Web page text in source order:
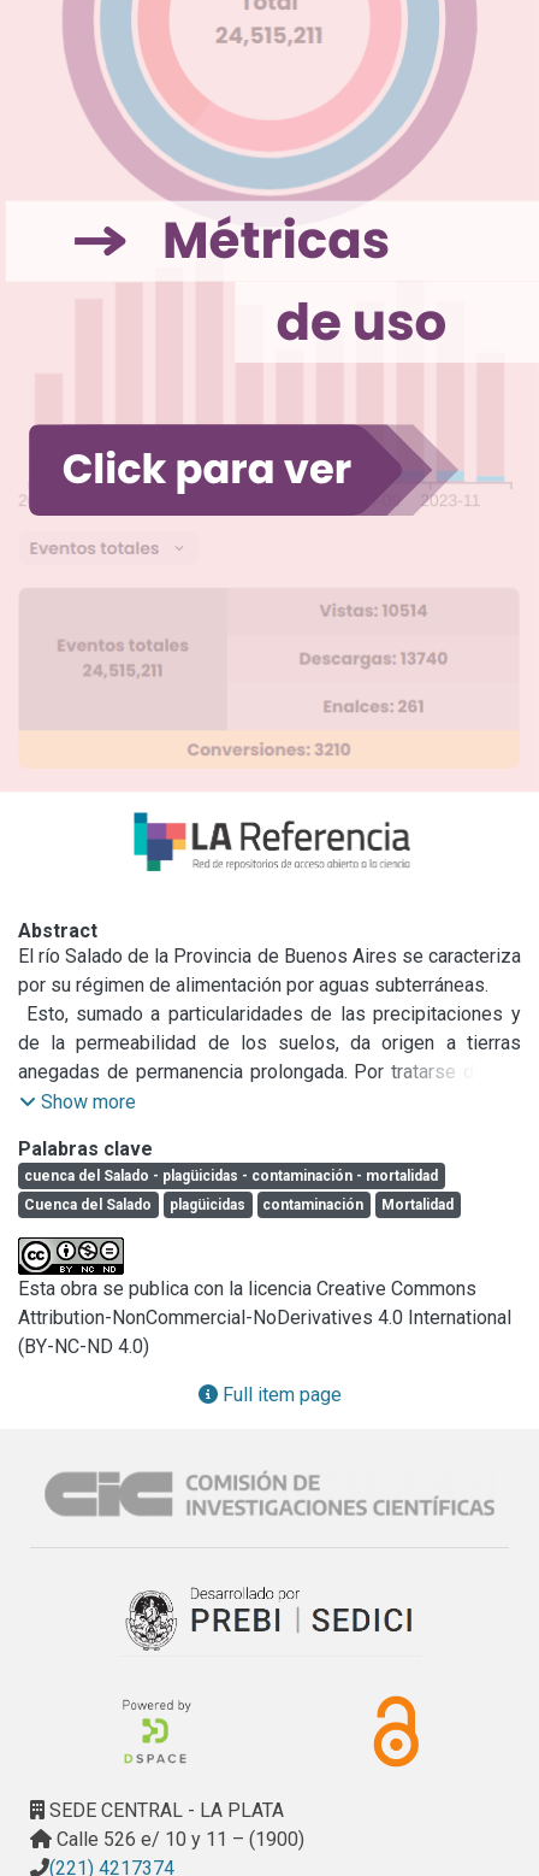
Abstract
El río Salado de la Provincia de Buenos Aires se caracteriza
por su régimen de alimentación por aguas subterráneas.
de la permeabilidad de los suelos, da origen a tierras
anegadas de permanencia prolongada. Por tratarse de una
zona agropecuaria, es evidente la utilización de plaguicidas
período de inundación estos agroquímicos se expanden
por los suelos y posteriormente se infiltran en las napas,
siendo fuente de consumo de la población, en especial de
la rural, que llega a los niveles máximos de mortalidad de la
provincia de Buenos Aires. Esta circunstancia, además,
altera los suelos desertificándolos y destruye la fauna, en
especial, la ictícola.
El objetivo de este trabajo es la elaboración de mapas de
riesgo, solicitados por el Ministerio de Salud y Acción
Show more
Palabras clave
cuenca del Salado - plagüicidas - contaminación - mortalidad
Cuenca del Salado
plagüicidas contaminación Mortalidad
Esta obra se publica con la licencia Creative Commons
Attribution-NonCommercial-NoDerivatives 4.0 International
(BY-NC-ND 4.0)
Full item page
SEDE CENTRAL - LA PLATA
Calle 526 e/ 10 y 11 – (1900)
(221) 4217374